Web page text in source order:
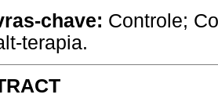
chave: Controle;
terapia.